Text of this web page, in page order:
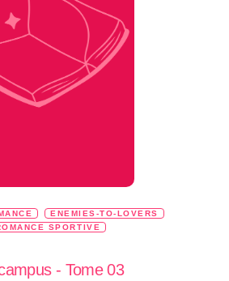
ENEMIES-TO-LOVERS
SPORTIVE
- Tome 03